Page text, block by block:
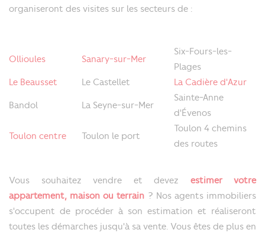
organiseront des visites sur les secteurs de :
Ollioules Sanary-sur-Mer
Six-Fours-les-
Plages
Le Beausset
Le Castellet La Cadière d'Azur
Bandol La Seyne-sur-Mer
Sainte-Anne
d'Évenos
Toulon centre Toulon le port
Toulon 4 chemins
des routes
Vous souhaitez vendre et devez
estimer votre
appartement, maison ou terrain ? Nos agents immobiliers
s'occupent de procéder à son estimation et réaliseront
toutes les démarches jusqu'à sa vente. Vous êtes de plus en